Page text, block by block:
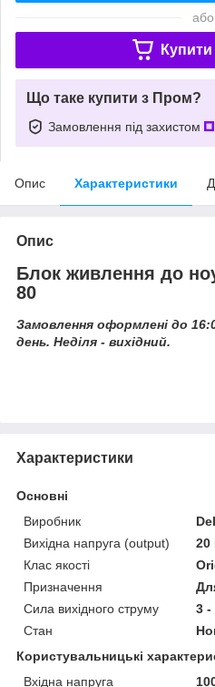
або
Купити
Що таке купити з Пром?
Замовлення під захистом
Опис Характеристики
Опис
Блок живлення до
80
Замовлення оформлені до
день. Неділя - вихідний.
Характеристики
Основні
Виробник
Вихідна напруга (output)
20
Клас якості
Призначення
Сила вихідного струму
3 -
Стан
Користувальницькі
Вхідна напруга